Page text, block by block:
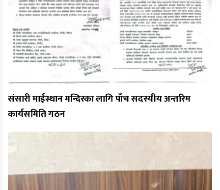
संसारी माईस्थान मन्दिरका लागि पाँच सदस्यीय अन्तरिम
कार्यसमिति गठन